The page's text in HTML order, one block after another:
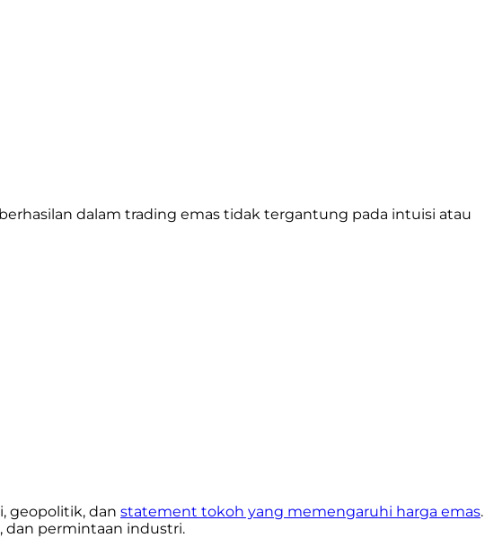
dalam trading emas tidak tergantung pada intuisi atau
geopolitik, dan statement tokoh yang memengaruhi harga emas.
dan permintaan industri.